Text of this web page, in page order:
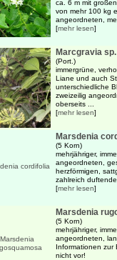
ca. 6 m mit
von mehr 100 kg
angeordneten,
[mehr lesen]
Marcgravia
(Port.)
immergrüne,
Liane und auch
unterschiedliche
zweizeilig
oberseits ...
[mehr lesen]
Marsdenia
(5 Korn)
mehrjähriger,
angeordneten,
herzförmigen,
zahlreich
[mehr lesen]
Marsdenia
(5 Korn)
mehrjähriger,
angeordneten,
Informationen zur
nicht vor!